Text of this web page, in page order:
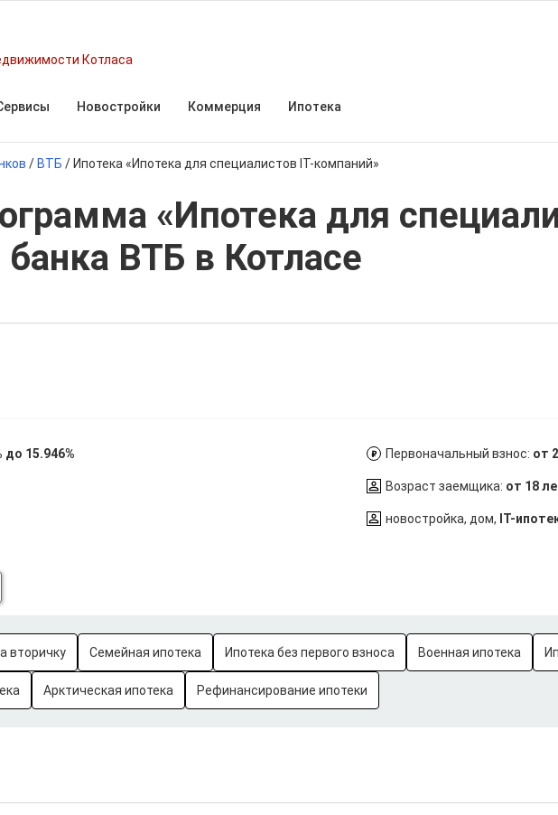
Котласа
Новостройки Коммерция Ипотека
/ ВТБ / Ипотека «Ипотека для специалистов IT-компаний»
«Ипотека для
ВТБ в Котласе
до 15.946% Первоначальный взнос: от
Возраст заемщика: от 18
новостройка, дом, IT-
вторичку Семейная ипотека Ипотека без первого взноса Военная ипотека
Арктическая ипотека Рефинансирование ипотеки